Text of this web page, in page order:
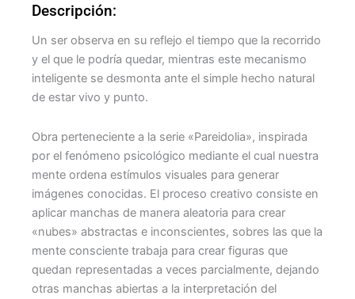
Descripción:
Un ser observa en su reflejo el tiempo que la recorrido
y el que le podría quedar, mientras este mecanismo
inteligente se desmonta ante el simple hecho natural
de estar vivo y punto.
Obra perteneciente a la serie «Pareidolia», inspirada
por el fenómeno psicológico mediante el cual nuestra
mente ordena estímulos visuales para generar
imágenes conocidas. El proceso creativo consiste en
aplicar manchas de manera aleatoria para crear
«nubes» abstractas e inconscientes, sobres las que la
mente consciente trabaja para crear figuras que
quedan representadas a veces parcialmente, dejando
otras manchas abiertas a la interpretación del